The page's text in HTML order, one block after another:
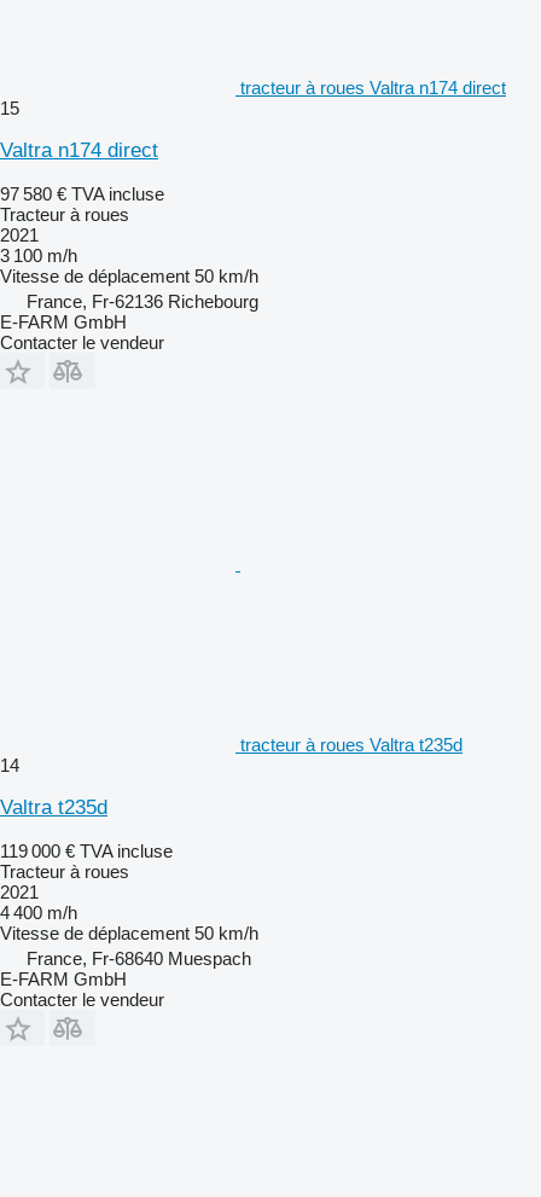
tracteur à roues Valtra n174 direct
15
Valtra n174 direct
97 580 € TVA incluse
Tracteur à roues
2021
3 100 m/h
Vitesse de déplacement 50 km/h
France, Fr-62136 Richebourg
E-FARM GmbH
Contacter le vendeur
tracteur à roues Valtra t235d
14
Valtra t235d
119 000 € TVA incluse
Tracteur à roues
2021
4 400 m/h
Vitesse de déplacement 50 km/h
France, Fr-68640 Muespach
E-FARM GmbH
Contacter le vendeur